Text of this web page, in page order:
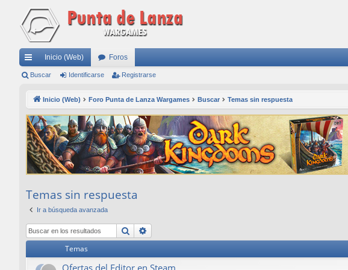
nl
rá
pi
do
Inicio (Web) Foros
Buscar Identificarse Registrarse
Inicio (Web) Foro Punta de Lanza Wargames Buscar Temas sin respuesta
Temas sin respuesta
Ir a búsqueda avanzada
Buscar
Temas